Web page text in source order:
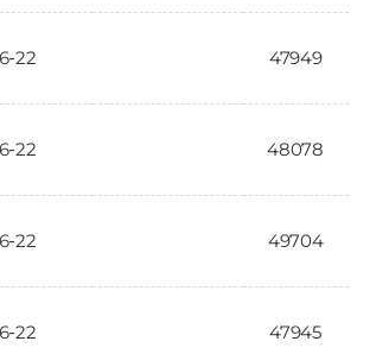
22 47949
22 48078
22 49704
22 47945